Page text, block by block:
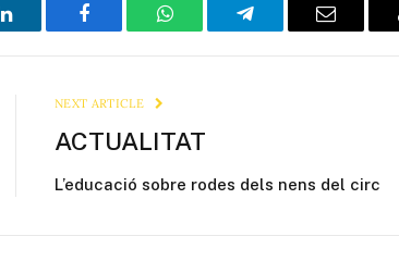
LinkedIn Facebook WhatsAppTelegram Email
NEXT ARTICLE
ACTUALITAT
L’educació sobre rodes dels nens del circ